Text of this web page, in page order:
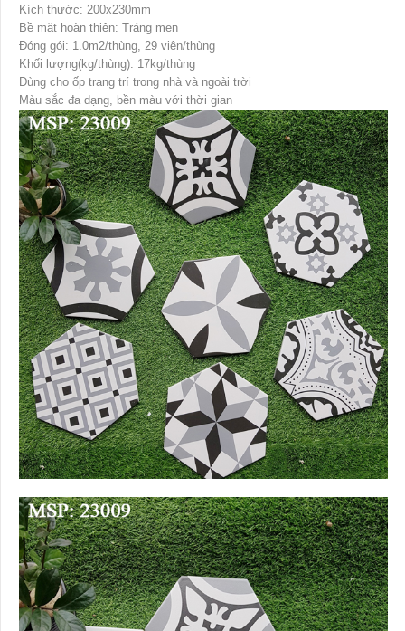
Kích thước: 200x230mm
Bề mặt hoàn thiện: Tráng men
Đóng gói: 1.0m2/thùng, 29 viên/thùng
Khối lượng(kg/thùng): 17kg/thùng
Dùng cho ốp trang trí trong nhà và ngoài trời
Màu sắc đa dạng, bền màu với thời gian